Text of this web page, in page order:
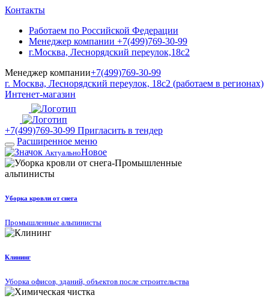
Контакты
Работаем по Российской Федерации
Менеджер компании +7(499)769-30-99
г.Москва, Леснорядский переулок,18с2
Менеджер компании+7(499)769-30-99
г. Москва, Леснорядский переулок, 18с2 (работаем в регионах)
Интенет-магазин
+7(499)769-30-99 Пригласить в тендер
Расширенное меню
АктуальноНовое
Уборка кровли от снега
Промышленные альпинисты
Клининг
Уборка офисов, зданий, объектов после строительства